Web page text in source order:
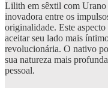
Lilith em sêxtil com Urano
inovadora entre os
originalidade. Este
aceitar seu lado mais
revolucionária. O nativo
sua natureza mais
pessoal.